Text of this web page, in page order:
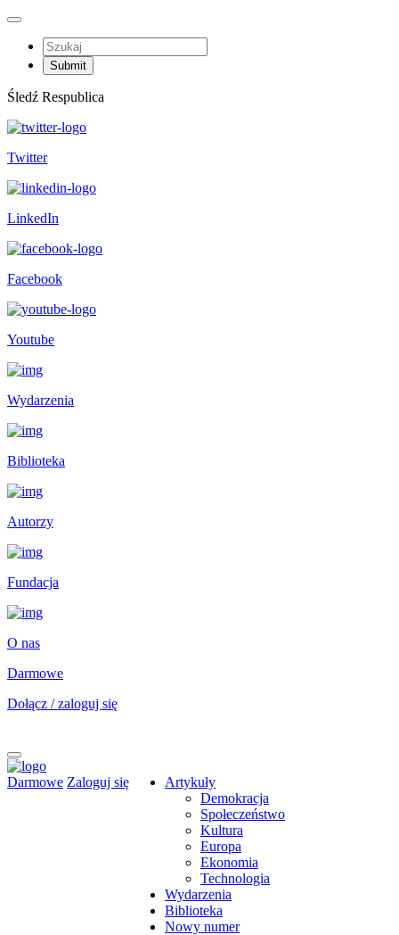
Śledź Respublica
Twitter
LinkedIn
Facebook
Youtube
Wydarzenia
Biblioteka
Autorzy
Fundacja
O nas
Darmowe
Dołącz / zaloguj się
Darmowe Zaloguj się
Artykuły
Demokracja
Społeczeństwo
Kultura
Europa
Ekonomia
Technologia
Wydarzenia
Biblioteka
Nowy numer